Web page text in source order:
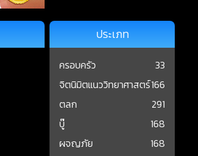
ประเภท
ครอบครัว
33
จิตนิมิตแนววิทยาศาสตร์166
ตลก
291
บู๊
168
ผจญภัย
168